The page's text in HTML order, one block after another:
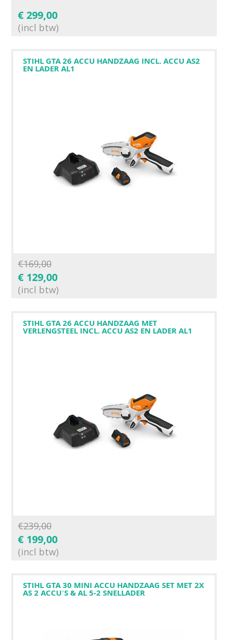
€ 299,00
(incl btw)
STIHL GTA 26 ACCU HANDZAAG INCL. ACCU AS2
EN LADER AL1
€169,00
€ 129,00
(incl btw)
STIHL GTA 26 ACCU HANDZAAG MET
VERLENGSTEEL INCL. ACCU AS2 EN LADER AL1
€239,00
€ 199,00
(incl btw)
STIHL GTA 30 MINI ACCU HANDZAAG SET MET 2X
AS 2 ACCU’S & AL 5-2 SNELLADER